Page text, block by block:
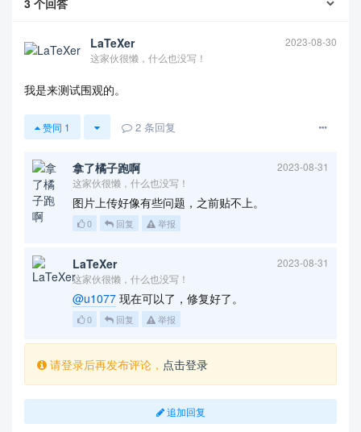
LaTeXer
2023-08-30
这家伙很懒，什么也没写！
我是来测试围观的。
赞同 1 2 条回复
拿了橘子跑啊
2023-08-31
这家伙很懒，什么也没写！
图片上传好像有些问题，之前贴不上。
0 回复 举报
LaTeXer
2023-08-31
这家伙很懒，什么也没写！
@u1077 现在可以了，修复好了。
0 回复 举报
请登录后再发布评论， 点击登录
追加回复